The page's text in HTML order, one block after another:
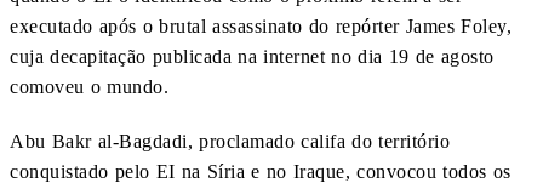
executado após o brutal assassinato do repórter James Foley,
cuja decapitação publicada na internet no dia 19 de agosto
comoveu o mundo.
Abu Bakr al-Bagdadi, proclamado califa do território
conquistado pelo EI na Síria e no Iraque, convocou todos os